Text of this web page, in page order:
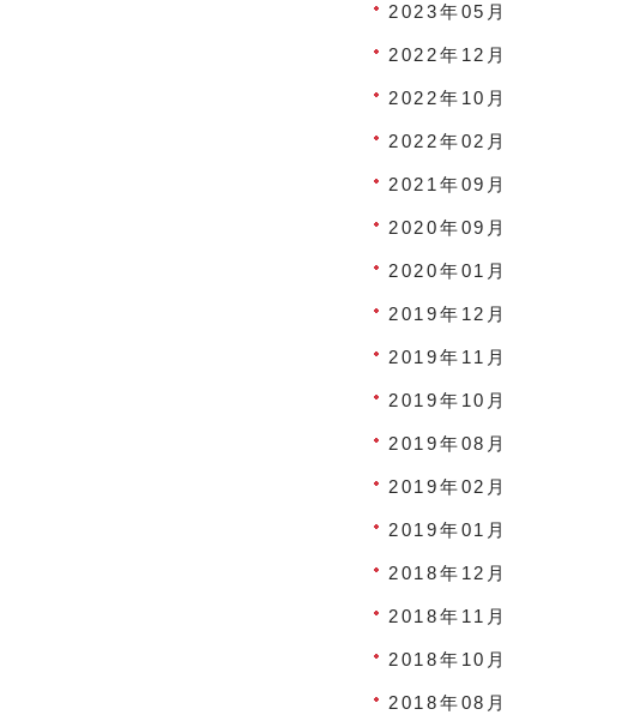
2023年05月
2022年12月
2022年10月
2022年02月
2021年09月
2020年09月
2020年01月
2019年12月
2019年11月
2019年10月
2019年08月
2019年02月
2019年01月
2018年12月
2018年11月
2018年10月
2018年08月